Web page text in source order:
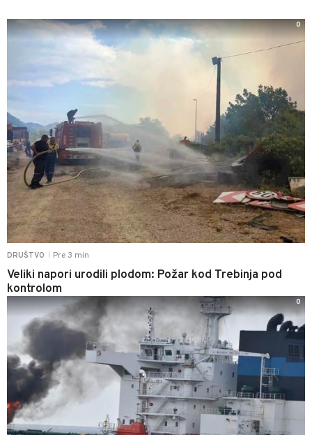
DRUŠTVO Pre 3 min
Veliki napori urodili plodom: Požar kod Trebinja pod
kontrolom
0
0